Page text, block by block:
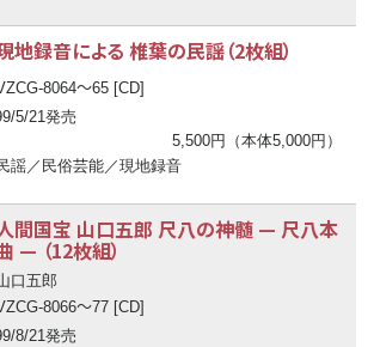
地録音による 椎葉の民謡（2枚組）
8064〜65 [CD]
5/21発売
5,500円（本体5,000円）
謡／民俗芸能／現地録音
間国宝 山口五郎 尺八の神髄 — 尺八本
— （12枚組）
口五郎
8066〜77 [CD]
8/21発売